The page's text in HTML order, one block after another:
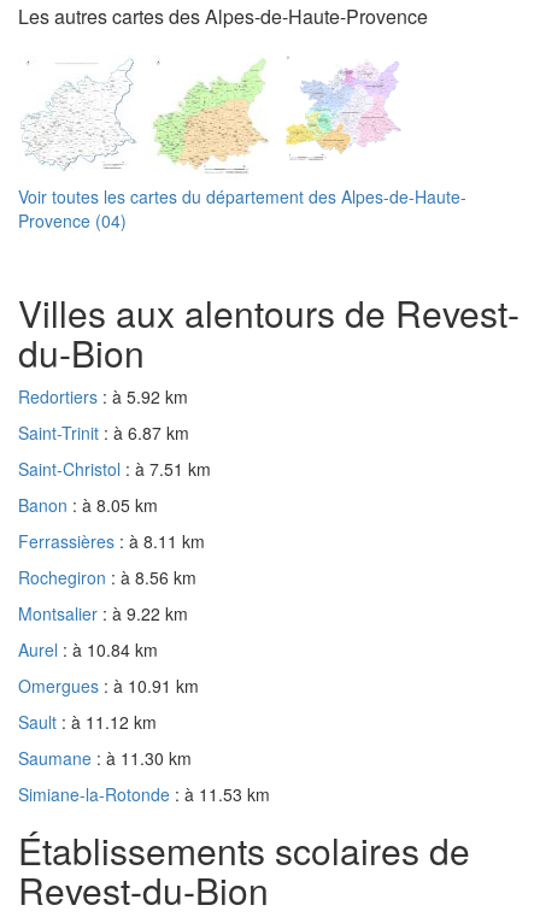
Les autres cartes des Alpes-de-Haute-Provence
Voir toutes les cartes du département des Alpes-de-Haute-
Provence (04)
Villes aux alentours de Revest-
du-Bion
Redortiers : à 5.92 km
Saint-Trinit : à 6.87 km
Saint-Christol : à 7.51 km
Banon : à 8.05 km
Ferrassières : à 8.11 km
Rochegiron : à 8.56 km
Montsalier : à 9.22 km
Aurel : à 10.84 km
Omergues : à 10.91 km
Sault : à 11.12 km
Saumane : à 11.30 km
Simiane-la-Rotonde : à 11.53 km
Établissements scolaires de
Revest-du-Bion